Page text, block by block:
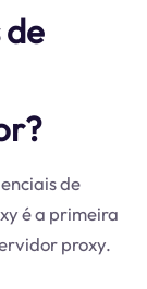
de
de
é a primeira
proxy.